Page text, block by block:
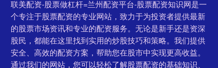
联美配资-股票做杠杆=兰州配资平台-股票配资知识网是一
个专注于股票配资的专业网站，致力于为投资者提供最新
的股票市场资讯和专业的配资服务。无论是新手还是资深
股民，都能在这里找到实用的炒股技巧和策略。我们提供
安全、高效的配资方案，帮助您在股市中实现更高收益。
通过我们的网站，您可以轻松了解股票配资的基础知识、